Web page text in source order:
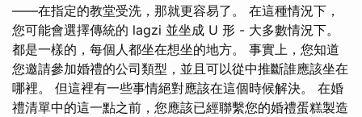
——在指定的教堂受洗，那就更容易了。 在這種情況下，
您可能會選擇傳統的 lagzi 並坐成 U 形 - 大多數情況下。
都是一樣的，每個人都坐在想坐的地方。 事實上，您知道
您邀請參加婚禮的公司類型，並且可以從中推斷誰應該坐在
哪裡。 但這裡有一些事情絕對應該在這個時候解決。 在婚
禮清單中的這一點之前，您應該已經聯繫您的婚禮蛋糕製造